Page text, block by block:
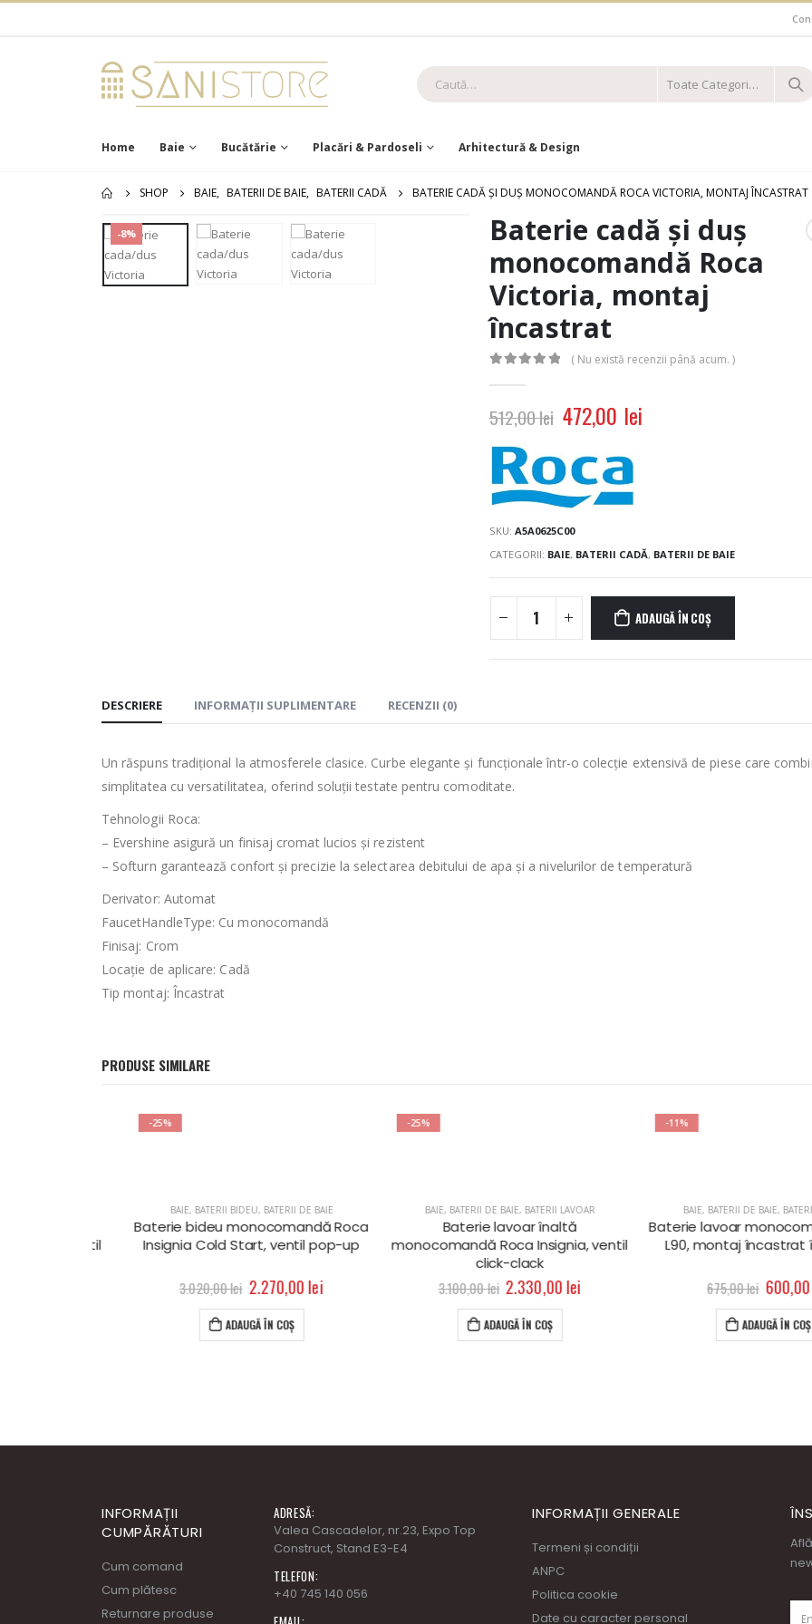
Toate Categoriile
Home Baie Bucătărie Placări & Pardoseli Arhitectură & Design
SHOP BAIE, BATERII DE BAIE, BATERII CADĂ BATERIE CADĂ ȘI DUȘ MONOCOMANDĂ ROCA VICTORIA, MONTAJ ÎNCASTRAT
-8%
Baterie cadă și duș
monocomandă Roca
Victoria, montaj
încastrat
( Nu există recenzii până acum. )
512,00lei 472,00 lei
SKU: A5A0625C00
CATEGORII: BAIE, BATERII CADĂ, BATERII DE BAIE
ADAUGĂ ÎN COȘ
DESCRIERE INFORMAȚII SUPLIMENTARE RECENZII (0)
Un răspuns tradiţional la atmosferele clasice. Curbe elegante şi funcţionale într-o colecţie extensivă de piese care
simplitatea cu versatilitatea, oferind soluţii testate pentru comoditate.
Tehnologii Roca:
– Evershine asigură un finisaj cromat lucios și rezistent
– Softurn garantează confort și precizie la selectarea debitului de apa și a nivelurilor de temperatură
Derivator: Automat
FaucetHandleType: Cu monocomandă
Finisaj: Crom
Locaţie de aplicare: Cadă
Tip montaj: Încastrat
PRODUSE SIMILARE
BATERII BIDEU ,BATERII DE BAIE
Baterie bideu monocomandă Roca
Insignia Cold Start, ventil pop-up
3.020,00lei 2.270,00lei
ADAUGĂ ÎN COȘ
BATERII DE BAIE,BATERII LAVOAR
Baterie lavoar înaltă
monocomandă Roca Insignia, ventil
click-clack
3.100,00lei 2.330,00lei
ADAUGĂ ÎN COȘ
BATERII DE BAIE,BATERII
Baterie lavoar
L90, montaj încastrat în
675,00lei 600,00lei
ADAUGĂ ÎN COȘ
INFORMAȚII